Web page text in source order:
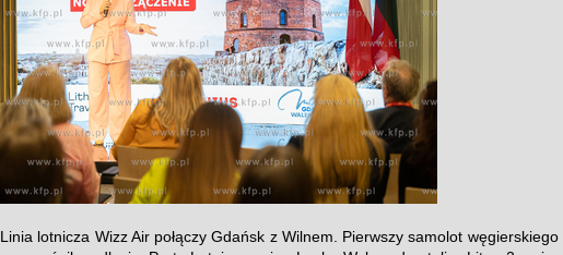
Linia lotnicza Wizz Air połączy Gdańsk z Wilnem. Pierwszy samolot węgierskiego